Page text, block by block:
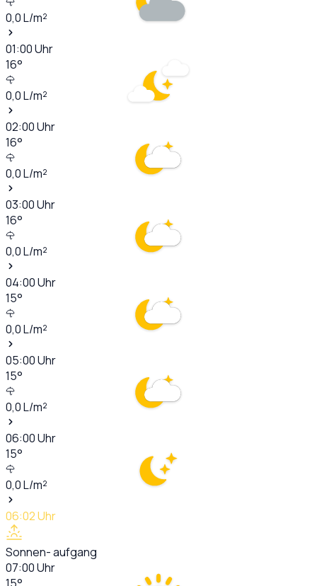
0,0L/m²
01:00Uhr
16°
0,0L/m²
02:00Uhr
16°
0,0L/m²
03:00Uhr
16°
0,0L/m²
04:00Uhr
15°
0,0L/m²
05:00Uhr
15°
0,0L/m²
06:00Uhr
15°
0,0L/m²
06:02Uhr
Sonnen- aufgang
07:00Uhr